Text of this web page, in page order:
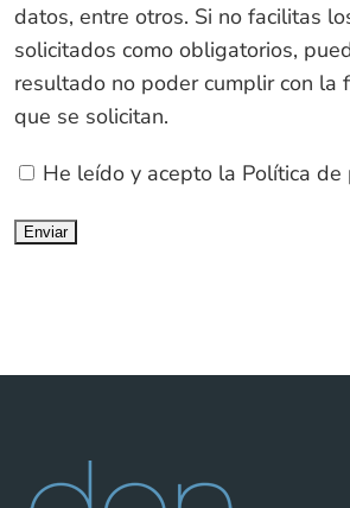
datos, entre otros. Si no facilitas
solicitados como obligatorios,
resultado no poder cumplir con la
que se solicitan.
He leído y acepto la Política de